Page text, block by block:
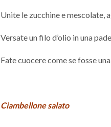
Unite le zucchine e
Versate un filo d’olio in una
Fate cuocere come se fosse
Ciambellone salato